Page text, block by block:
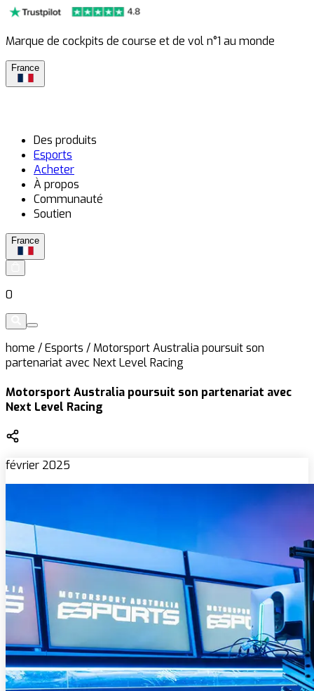
Marque de cockpits de course et de vol n°1 au monde
France
Des produits
Esports
Acheter
À propos
Communauté
Soutien
France
0
home /Esports / Motorsport Australia poursuit son
partenariat avec Next Level Racing
Motorsport Australia poursuit son partenariat avec
Next Level Racing
février 2025